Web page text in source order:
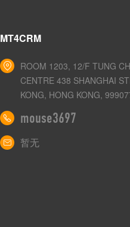
MT4CRM
ROOM 1203, 12/F TUNG
CENTRE 438 SHANGHAI
KONG, HONG KONG,
mouse3697
暂无